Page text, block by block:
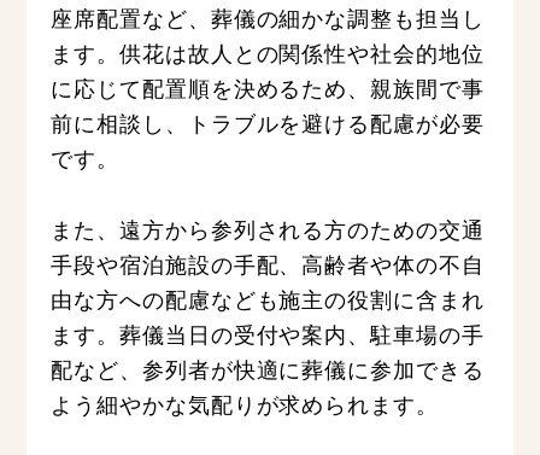
座席配置など、葬儀の細かな調整も担当し
ます。供花は故人との関係性や社会的地位
に応じて配置順を決めるため、親族間で事
前に相談し、トラブルを避ける配慮が必要
です。
また、遠方から参列される方のための交通
手段や宿泊施設の手配、高齢者や体の不自
由な方への配慮なども施主の役割に含まれ
ます。葬儀当日の受付や案内、駐車場の手
配など、参列者が快適に葬儀に参加できる
よう細やかな気配りが求められます。